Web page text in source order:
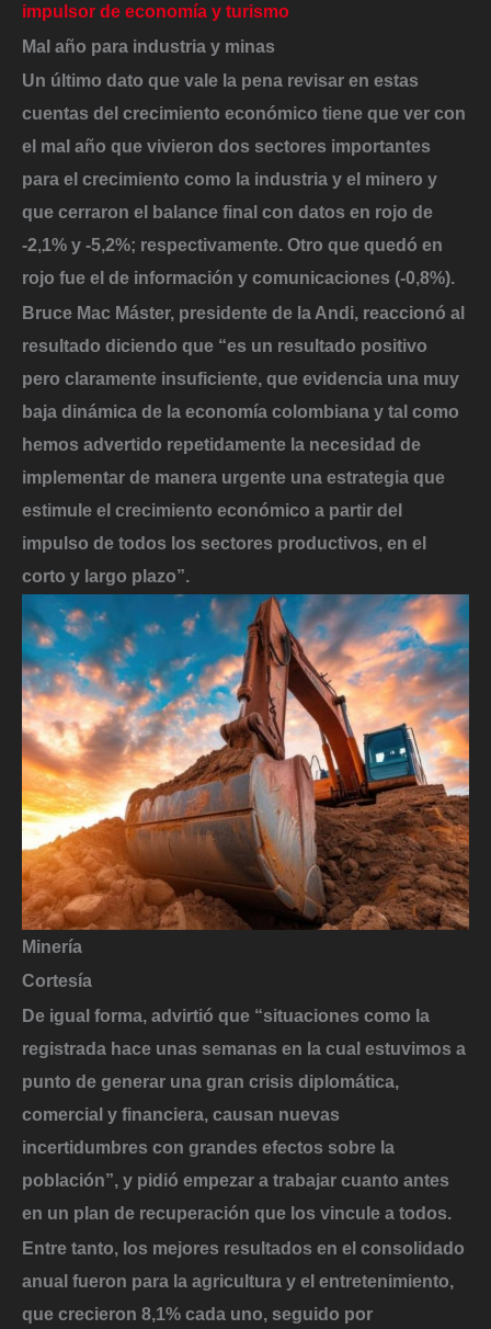
impulsor de economía y turismo
Mal año para industria y minas
Un último dato que vale la pena revisar en estas
cuentas del crecimiento económico tiene que ver con
el mal año que vivieron dos sectores importantes
para el crecimiento como la industria y el minero y
que cerraron el balance final con datos en rojo de
-2,1% y -5,2%; respectivamente. Otro que quedó en
rojo fue el de información y comunicaciones (-0,8%).
Bruce Mac Máster, presidente de la Andi, reaccionó al
resultado diciendo que “es un resultado positivo
pero claramente insuficiente, que evidencia una muy
baja dinámica de la economía colombiana y tal como
hemos advertido repetidamente la necesidad de
implementar de manera urgente una estrategia que
estimule el crecimiento económico a partir del
impulso de todos los sectores productivos, en el
corto y largo plazo”.
Minería
Cortesía
De igual forma, advirtió que “situaciones como la
registrada hace unas semanas en la cual estuvimos a
punto de generar una gran crisis diplomática,
comercial y financiera, causan nuevas
incertidumbres con grandes efectos sobre la
población”, y pidió empezar a trabajar cuanto antes
en un plan de recuperación que los vincule a todos.
Entre tanto, los mejores resultados en el consolidado
anual fueron para la agricultura y el entretenimiento,
que crecieron 8,1% cada uno, seguido por